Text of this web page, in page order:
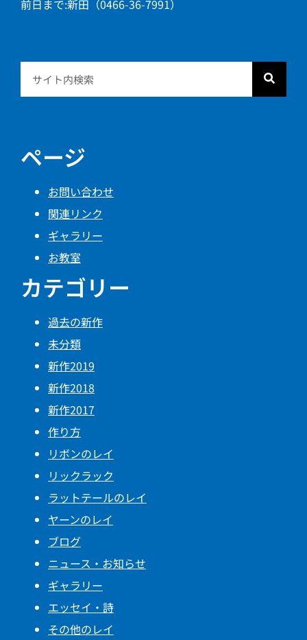
前日まで:新田（0466-36-7991）
ページ
お問い合わせ
関連リンク
ギャラリー
お教室
カテゴリー
過去の新作
未分類
新作2019
新作2018
新作2017
作り方
リボンのレイ
リックラック
ラットテールのレイ
ヤーンのレイ
ブログ
ニュース・お知らせ
ギャラリー
エッセイ・詩
その他のレイ